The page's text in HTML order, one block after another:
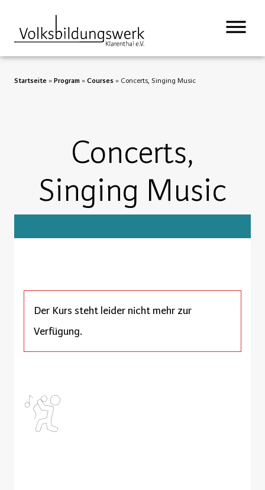
Startseite » Program » Courses » Concerts, Singing Music
Concerts,
Singing Music
Der Kurs steht leider nicht mehr zur
Verfügung.